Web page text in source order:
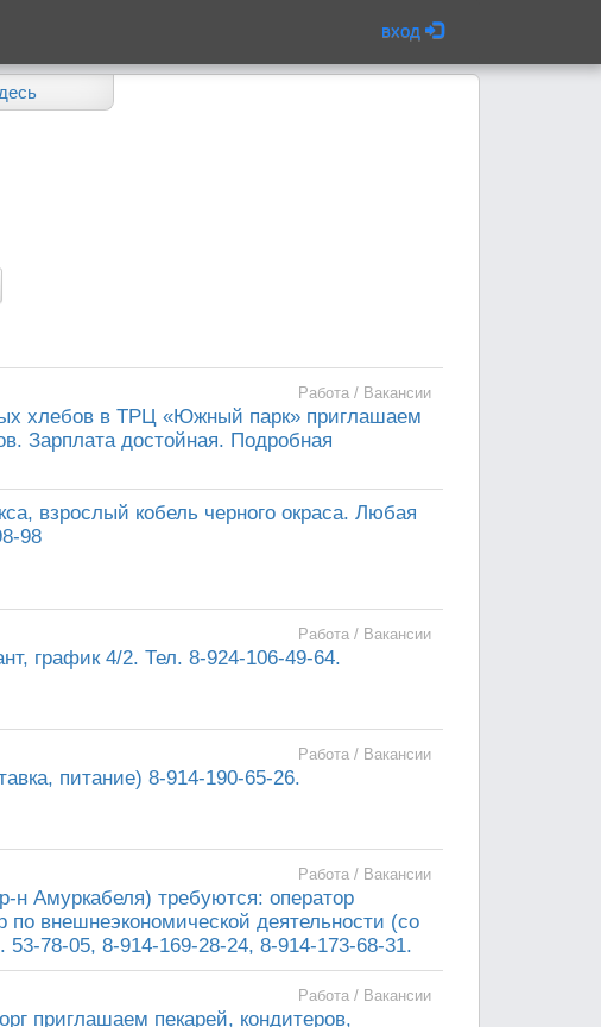
вход
Работа / Вакансии
хлебов в ТРЦ «Южный парк» приглашаем
Зарплата достойная. Подробная
взрослый кобель черного окраса. Любая
98
Работа / Вакансии
график 4/2. Тел. 8-924-106-49-64.
Работа / Вакансии
питание) 8-914-190-65-26.
Работа / Вакансии
Амуркабеля) требуются: оператор
внешнеэкономической деятельности (со
53-78-05, 8-914-169-28-24, 8-914-173-68-31.
Работа / Вакансии
приглашаем пекарей, кондитеров,